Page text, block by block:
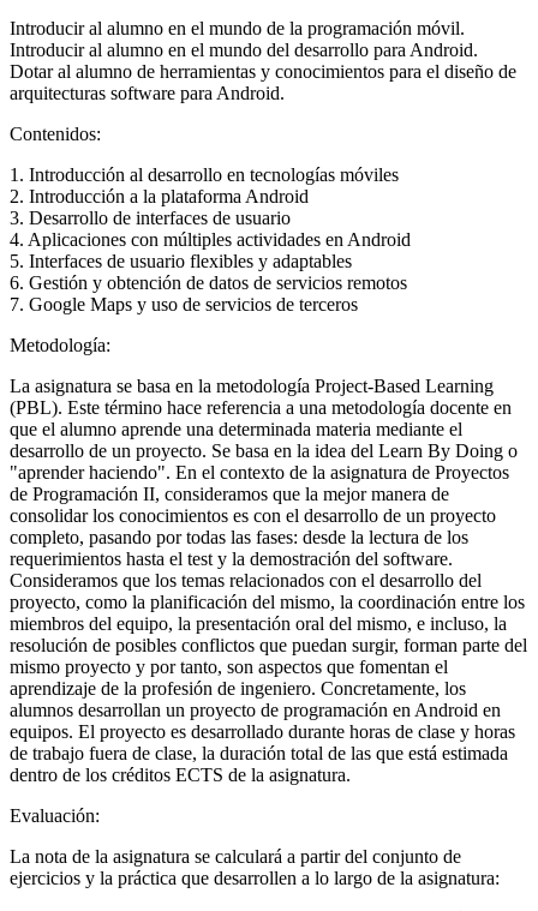
Introducir al alumno en el mundo de la programación móvil.
Introducir al alumno en el mundo del desarrollo para Android.
Dotar al alumno de herramientas y conocimientos para el diseño de
arquitecturas software para Android.
Contenidos:
1. Introducción al desarrollo en tecnologías móviles
2. Introducción a la plataforma Android
3. Desarrollo de interfaces de usuario
4. Aplicaciones con múltiples actividades en Android
5. Interfaces de usuario flexibles y adaptables
6. Gestión y obtención de datos de servicios remotos
7. Google Maps y uso de servicios de terceros
Metodología:
La asignatura se basa en la metodología Project-Based Learning
(PBL). Este término hace referencia a una metodología docente en
que el alumno aprende una determinada materia mediante el
desarrollo de un proyecto. Se basa en la idea del Learn By Doing o
"aprender haciendo". En el contexto de la asignatura de Proyectos
de Programación II, consideramos que la mejor manera de
consolidar los conocimientos es con el desarrollo de un proyecto
completo, pasando por todas las fases: desde la lectura de los
requerimientos hasta el test y la demostración del software.
Consideramos que los temas relacionados con el desarrollo del
proyecto, como la planificación del mismo, la coordinación entre los
miembros del equipo, la presentación oral del mismo, e incluso, la
resolución de posibles conflictos que puedan surgir, forman parte del
mismo proyecto y por tanto, son aspectos que fomentan el
aprendizaje de la profesión de ingeniero. Concretamente, los
alumnos desarrollan un proyecto de programación en Android en
equipos. El proyecto es desarrollado durante horas de clase y horas
de trabajo fuera de clase, la duración total de las que está estimada
dentro de los créditos ECTS de la asignatura.
Evaluación:
La nota de la asignatura se calculará a partir del conjunto de
ejercicios y la práctica que desarrollen a lo largo de la asignatura: